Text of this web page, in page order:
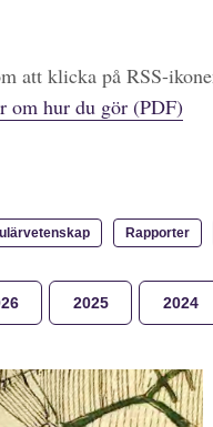
att klicka på RSS-
om hur du gör (PDF)
Rapporter
2025 2024